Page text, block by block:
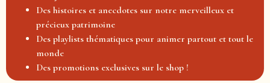
Des histoires et anecdotes sur notre merveilleux et
précieux patrimoine
Des playlists thématiques pour animer partout et tout le
monde
Des promotions exclusives sur le shop !